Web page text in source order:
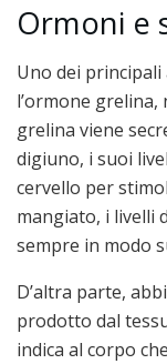
Ormoni e
Uno dei
l’ormone grelina,
grelina viene
digiuno, i suoi
cervello per
mangiato, i livelli
sempre in modo
D’altra parte,
prodotto dal
indica al corpo